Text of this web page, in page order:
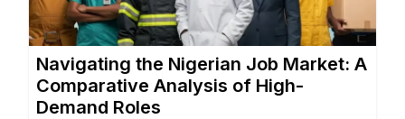
high-demand skills are emerging as the fastest
routes to steady employment. You […]
Navigating the Nigerian Job Market: A
Comparative Analysis of High-
Demand Roles